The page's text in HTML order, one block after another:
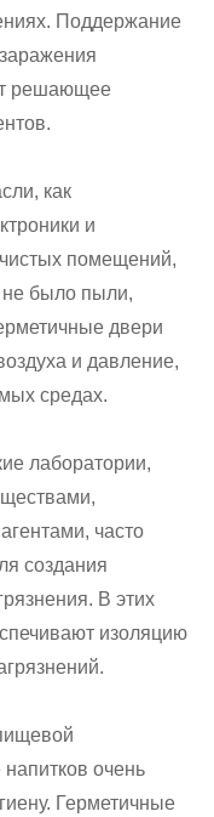
Поддержание
решающее
как
и
помещений,
не было пыли,
двери
и давление,
средах.
лаборатории,
часто
создания
В этих
изоляцию
очень
Герметичные